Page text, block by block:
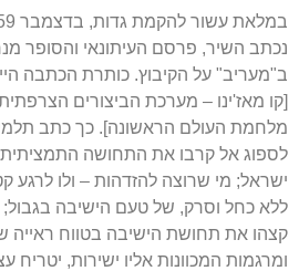
במלאת עשור להקמת גדות, בדצמבר
נכתב השיר, פרסם העיתונאי והסופר
ב"מעריב" על הקיבוץ. כותרת הכתבה
[קו מאז'ינו – מערכת הביצורים
מלחמת העולם הראשונה]. כך כתב
לספוג אל קרבו את התחושה
ישראל; מי שרוצה להזדהות – ולו לרגע
ללא כחל וסרק, של טעם הישיבה בגבול;
קצהו את תחושת הישיבה בטווח ראייה
ומרגמות המכוונות אליו ישירות, יטריח